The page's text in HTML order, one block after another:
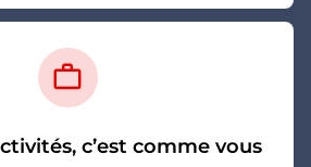
work_outline
c’est comme vous